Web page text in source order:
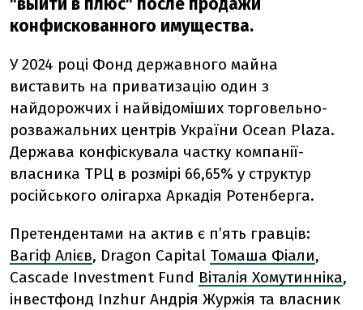
"выйти в плюс" после продажи
конфискованного имущества.
У 2024 році Фонд державного майна
виставить на приватизацію один з
найдорожчих і найвідоміших торговельно-
розважальних центрів України Ocean Plaza.
Держава конфіскувала частку компанії-
власника ТРЦ в розмірі 66,65% у структур
російського олігарха Аркадія Ротенберга.
Претендентами на актив є п’ять гравців:
Вагіф Алієв, Dragon Capital Томаша Фіали,
Cascade Investment Fund Віталія Хомутинніка,
інвестфонд Inzhur Андрія Журжія та власник